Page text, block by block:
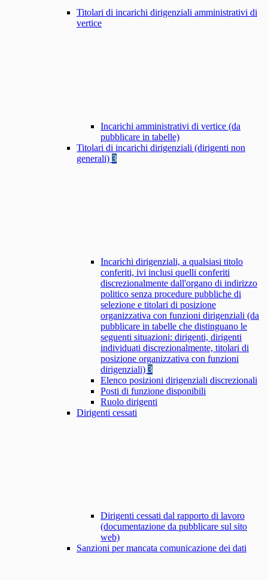
Titolari di incarichi dirigenziali amministrativi di
vertice
Incarichi amministrativi di vertice (da
pubblicare in tabelle)
Titolari di incarichi dirigenziali (dirigenti non
generali) 3
Incarichi dirigenziali, a qualsiasi titolo
conferiti, ivi inclusi quelli conferiti
discrezionalmente dall'organo di indirizzo
politico senza procedure pubbliche di
selezione e titolari di posizione
organizzativa con funzioni dirigenziali (da
pubblicare in tabelle che distinguano le
seguenti situazioni: dirigenti, dirigenti
individuati discrezionalmente, titolari di
posizione organizzativa con funzioni
dirigenziali) 3
Elenco posizioni dirigenziali discrezionali
Posti di funzione disponibili
Ruolo dirigenti
Dirigenti cessati
Dirigenti cessati dal rapporto di lavoro
(documentazione da pubblicare sul sito
web)
Sanzioni per mancata comunicazione dei dati